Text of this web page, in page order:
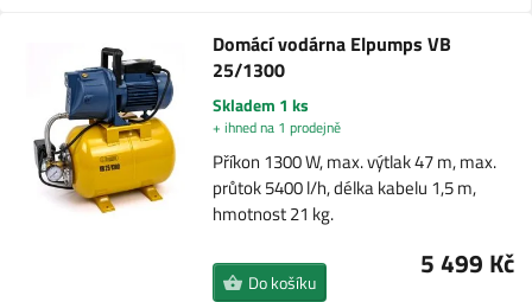
Domácí vodárna Elpumps VB
25/1300
Skladem 1 ks
+ ihned na 1 prodejně
Příkon 1300 W, max. výtlak 47 m, max.
průtok 5400 l/h, délka kabelu 1,5 m,
hmotnost 21 kg.
5 499 Kč
Do košíku